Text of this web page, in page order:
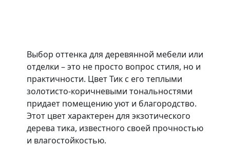
Выбор оттенка для деревянной мебели или
отделки – это не просто вопрос стиля, но и
практичности. Цвет Тик с его теплыми
золотисто-коричневыми тональностями
придает помещению уют и благородство.
Этот цвет характерен для экзотического
дерева тика, известного своей прочностью
и влагостойкостью.